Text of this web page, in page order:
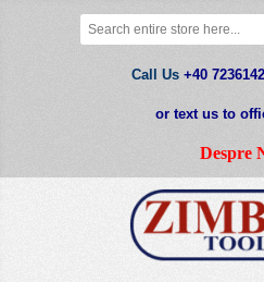
Call Us +40
or text us to
Despre